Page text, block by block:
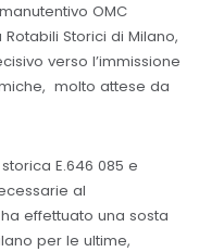
OMC
Storici di Milano,
verso l’immissione
molto attese da
E.646 085 e
al
effettuato una sosta
per le ultime,